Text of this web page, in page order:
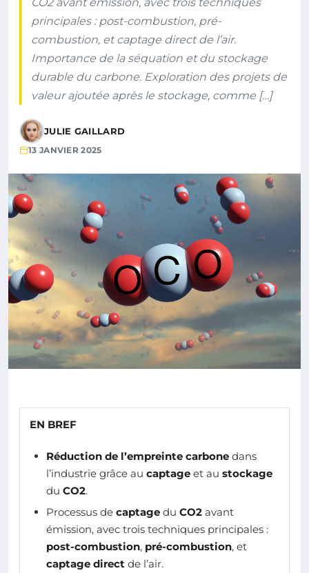
principales : post-combustion, pré-
combustion, et captage direct de l’air.
Importance de la séquation et du stockage
durable du carbone. Exploration des projets de
valeur ajoutée après le stockage, comme […]
JULIE GAILLARD
13 JANVIER 2025
EN BREF
Réduction de l’empreinte carbone dans
l’industrie grâce au captage et au stockage
du CO2.
Processus de captage du CO2 avant
émission, avec trois techniques principales :
post-combustion, pré-combustion, et
captage direct de l’air.